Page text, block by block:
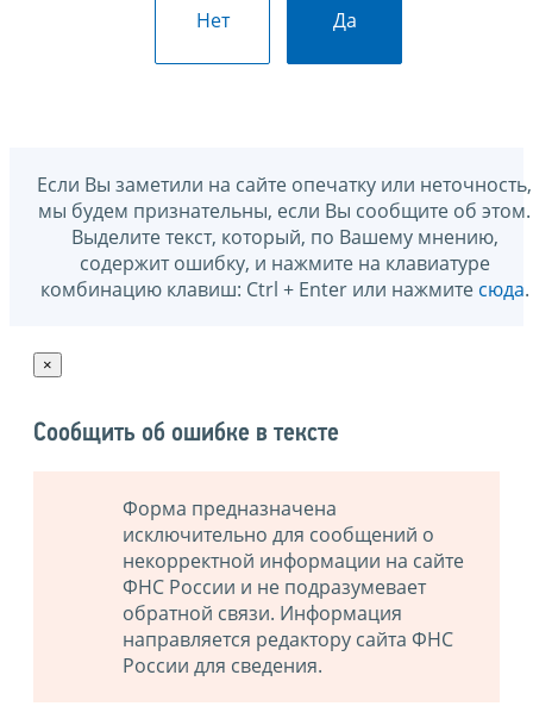
Нет Да
Если Вы заметили на сайте опечатку или неточность,
мы будем признательны, если Вы сообщите об этом.
Выделите текст, который, по Вашему мнению,
содержит ошибку, и нажмите на клавиатуре
комбинацию клавиш: Ctrl + Enter или нажмите сюда.
×
Сообщить об ошибке в тексте
Форма предназначена
исключительно для сообщений о
некорректной информации на сайте
ФНС России и не подразумевает
обратной связи. Информация
направляется редактору сайта ФНС
России для сведения.